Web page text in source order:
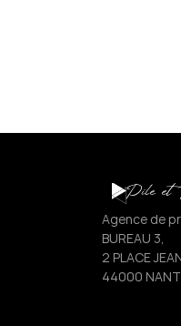
Pile et
Agence de
BUREAU 3,
2 PLACE
44000